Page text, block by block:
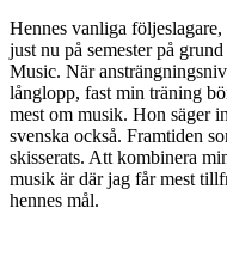
Hennes vanliga
just nu på semester på
Music. När
långlopp, fast min träning
mest om musik. Hon säger
svenska också. Framtiden
skisserats. Att kombinera
musik är där jag får mest
hennes mål.